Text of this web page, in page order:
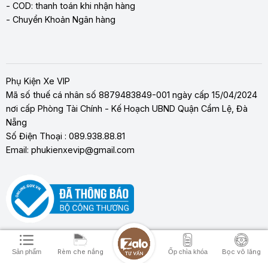
- COD: thanh toán khi nhận hàng
- Chuyển Khoản Ngân hàng
Phụ Kiện Xe VIP
Mã số thuế cá nhân số 8879483849-001 ngày cấp 15/04/2024
nơi cấp Phòng Tài Chính - Kế Hoạch UBND Quận Cẩm Lệ, Đà
Nẵng
Số Điện Thoại : 089.938.88.81
Email: phukienxevip@gmail.com
Sản phẩm Rèm che nắng Ốp chìa khóa Bọc vô lăng